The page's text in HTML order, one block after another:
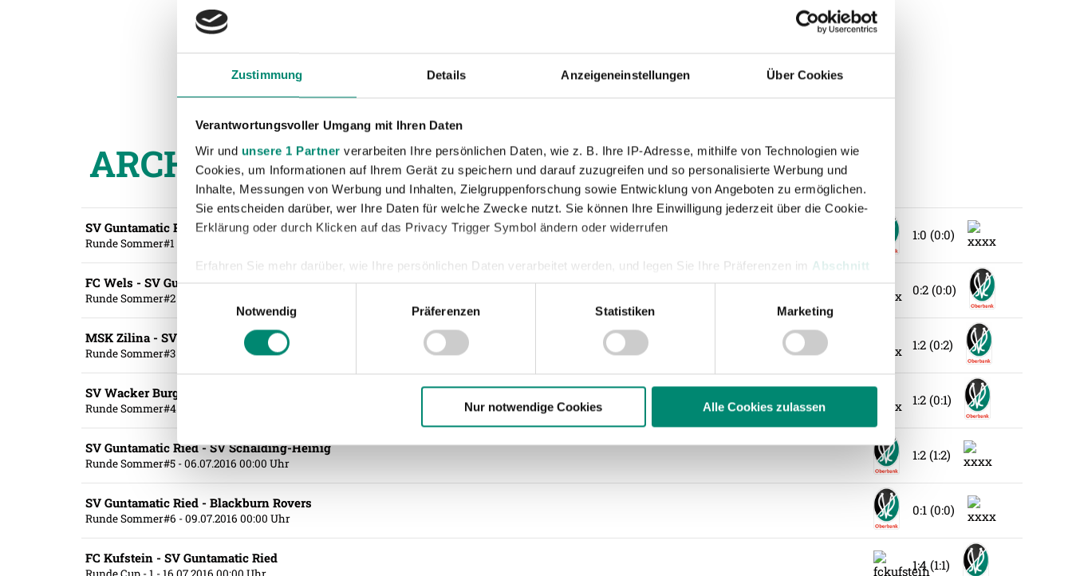
Zustimmung Details Anzeigeneinstellungen Über Cookies
Verantwortungsvoller Umgang mit Ihren Daten
Wir und unsere 1 Partner verarbeiten Ihre persönlichen Daten, wie z. B. Ihre IP-Adresse, mithilfe von Technologien wie
Cookies, um Informationen auf Ihrem Gerät zu speichern und darauf zuzugreifen und so personalisierte Werbung und
Inhalte, Messungen von Werbung und Inhalten, Zielgruppenforschung sowie Entwicklung von Angeboten zu ermöglichen.
Sie entscheiden darüber, wer Ihre Daten für welche Zwecke nutzt. Sie können Ihre Einwilligung jederzeit über die Cookie-
Erklärung oder durch Klicken auf das Privacy Trigger Symbol ändern oder widerrufen
Erfahren Sie mehr darüber, wie Ihre persönlichen Daten verarbeitet werden, und legen Sie Ihre Präferenzen im Abschnitt
Einzelheitenfest.
Wir verwenden Cookies, um Inhalte und Anzeigen zu personalisieren, Funktionen für soziale Medien anbieten zu können
und die Zugriffe auf unsere Website zu analysieren. Außerdem geben wir Informationen zu Ihrer Verwendung unserer
Weitere Details, insbesondere zu Speicherdauer und Empfänger entnehmen Sie unserer
Notwendig
Präferenzen Statistiken Marketing
Nur notwendige Cookies Alle Cookies zulassen
schlussendlich beim 0:1 f√ºr den SK Vorw√§rts
ARCHIV SPIELBERICHTE
SV Guntamatic Ried - Teuta Durres
Runde Sommer#1
1:0 (0:0)
FC Wels - SV Guntamatic Ried
Runde Sommer#2
0:2 (0:0)
MSK Zilina - SV Guntamatic Ried
Runde Sommer#3 - 29.06.2016 00:00 Uhr
1:2 (0:2)
SV Wacker Burghausen - SV Guntamatic Ried
Runde Sommer#4
1:2 (0:1)
SV Guntamatic Ried - SV Schalding-Heinig
Runde Sommer#5 - 06.07.2016 00:00 Uhr
1:2 (1:2)
SV Guntamatic Ried - Blackburn Rovers
Runde Sommer#6 - 09.07.2016 00:00 Uhr
0:1 (0:0)
FC Kufstein - SV Guntamatic Ried 1:4 (1:1)